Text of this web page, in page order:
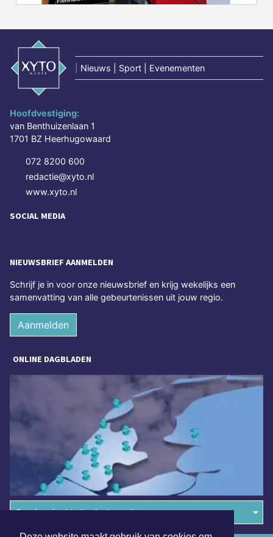
Nieuws | Sport | Evenementen
Hoofdvestiging:
van Benthuizenlaan 1
1701 BZ Heerhugowaard
072 8200 600
redactie@xyto.nl
www.xyto.nl
SOCIAL MEDIA
NIEUWSBRIEF AANMELDEN
Schrijf je in voor onze nieuwsbrief en krijg wekelijks een
samenvatting van alle gebeurtenissen uit jouw regio.
Aanmelden
ONLINE DAGBLADEN
Overige dagbladen in de regio